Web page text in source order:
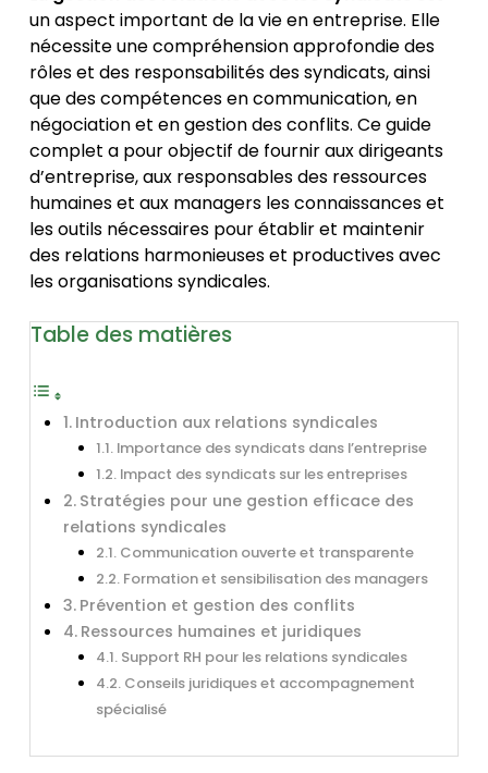
un aspect important de la vie en entreprise. Elle
nécessite une compréhension approfondie des
rôles et des responsabilités des syndicats, ainsi
que des compétences en communication, en
négociation et en gestion des conflits. Ce guide
complet a pour objectif de fournir aux dirigeants
d’entreprise, aux responsables des ressources
humaines et aux managers les connaissances et
les outils nécessaires pour établir et maintenir
des relations harmonieuses et productives avec
les organisations syndicales.
Table des matières
Introduction aux relations syndicales
Importance des syndicats dans l’entreprise
Impact des syndicats sur les entreprises
Stratégies pour une gestion efficace des
relations syndicales
Communication ouverte et transparente
Formation et sensibilisation des managers
Prévention et gestion des conflits
Ressources humaines et juridiques
Support RH pour les relations syndicales
Conseils juridiques et accompagnement
spécialisé